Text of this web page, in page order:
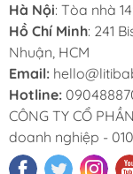
Hà Nội: Tòa nhà
Hồ Chí Minh: 241
Nhuận, HCM
Email:
Hotline:
CÔNG TY CỔ
doanh nghiệp -